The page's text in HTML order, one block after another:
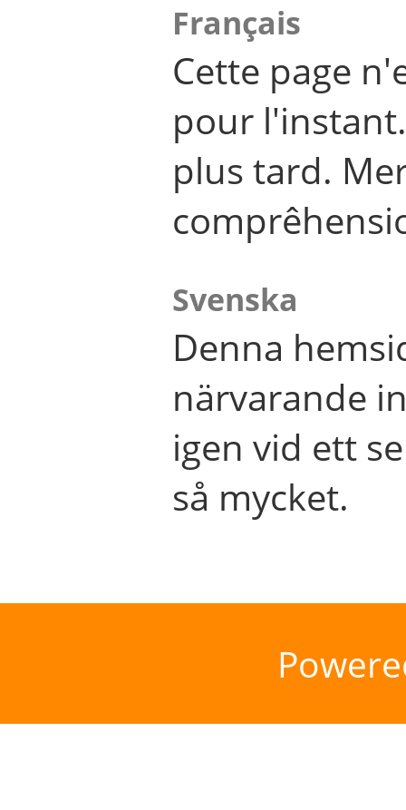
Français
Cette page
pour
plus tard.
Svenska
Denna
närvarande
igen vid ett
så mycket.